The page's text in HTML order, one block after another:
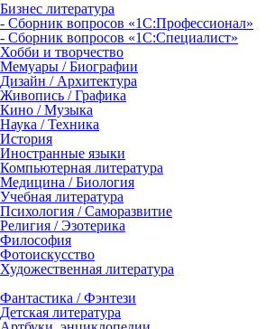
Бизнес литература
- Сборник вопросов «1С:Профессионал»
- Сборник вопросов «1С:Специалист»
Хобби и творчество
Мемуары / Биографии
Дизайн / Архитектура
Живопись / Графика
Кино / Музыка
Наука / Техника
История
Иностранные языки
Компьютерная литература
Медицина / Биология
Учебная литература
Психология / Саморазвитие
Религия / Эзотерика
Философия
Фотоискусство
Художественная литература
Фантастика / Фэнтези
Детская литература